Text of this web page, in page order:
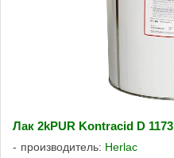
Лак 2kPUR Kontracid D 1173
производитель: Herlac